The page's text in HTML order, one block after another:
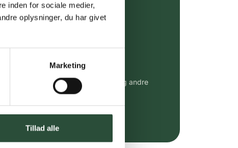
inden for sociale medier,
oplysninger, du har givet
Marketing
Tillad alle
af kendte produkter
af kendte cremer, vitaminer og andre
– altid til fast lav pris.
her